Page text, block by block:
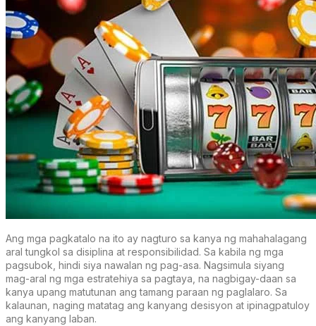
Ang mga pagkatalo na ito ay nagturo sa kanya ng mahahalagang
aral tungkol sa disiplina at responsibilidad. Sa kabila ng mga
pagsubok, hindi siya nawalan ng pag-asa. Nagsimula siyang
mag-aral ng mga estratehiya sa pagtaya, na nagbigay-daan sa
kanya upang matutunan ang tamang paraan ng paglalaro. Sa
kalaunan, naging matatag ang kanyang desisyon at ipinagpatuloy
ang kanyang laban.